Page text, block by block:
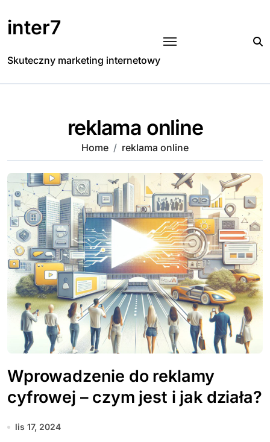
to
content
inter7
Skuteczny marketing internetowy
reklama online
Home reklama online
Wprowadzenie do reklamy
cyfrowej – czym jest i jak działa?
lis 17, 2024